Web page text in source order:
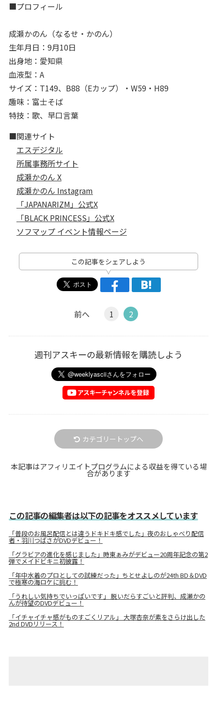
■プロフィール
成瀬かのん（なるせ・かのん）
生年月日：9月10日
出身地：愛知県
血液型：A
サイズ：T149、B88（Eカップ）・W59・H89
趣味：富士そば
特技：歌、早口言葉
■関連サイト
エスデジタル
所属事務所サイト
成瀬かのん X
成瀬かのん Instagram
「JAPANARIZM」公式X
「BLACK PRINCESS」公式X
ソフマップ イベント情報ページ
この記事をシェアしよう
前へ 1 2
週刊アスキーの最新情報を購読しよう
カテゴリートップへ
本記事はアフィリエイトプログラムによる収益を得ている場
合があります
この記事の編集者は以下の記事をオススメしています
「普段のお風呂配信とは違うドキドキ感でした」夜のおしゃべり配信
者・羽川つばさがDVDデビュー！
「グラビアの進化を感じました」時東ぁみがデビュー20周年記念の第2
弾でメイドビキニ初披露！
「年中水着のプロとしての試練だった」ちとせよしのが24th BD＆DVD
で極寒の海ロケに挑む！
「うれしい気持ちでいっぱいです」 脱いだらすごいと評判、成瀬かの
んが待望のDVDデビュー！
「イチャイチャ感がものすごくリアル」 大塚杏奈が素をさらけ出した
2nd DVDリリース！